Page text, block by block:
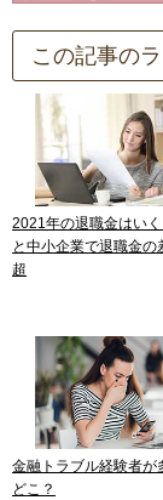
この記事の
2021年の退職金はい
と中小企業で退職金の
超
金融トラブル経験者が
どこ？